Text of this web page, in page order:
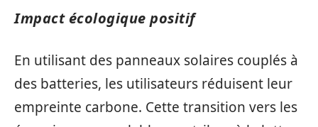
Impact écologique positif
En utilisant des panneaux solaires couplés à
des batteries, les utilisateurs réduisent leur
empreinte carbone. Cette transition vers les